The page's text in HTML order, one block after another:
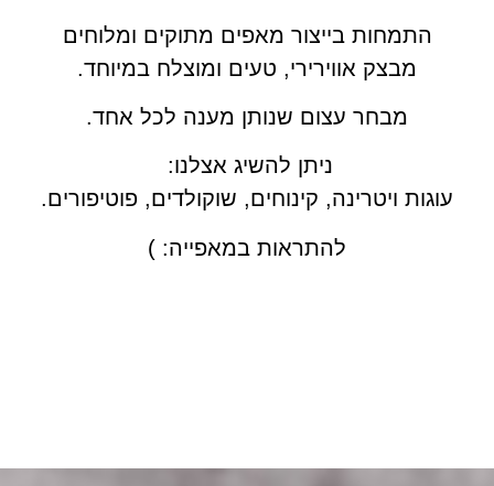
התמחות בייצור מאפים מתוקים ומלוחים
מבצק אווירירי, טעים ומוצלח במיוחד.
מבחר עצום שנותן מענה לכל אחד.
ניתן להשיג אצלנו:
עוגות ויטרינה, קינוחים, שוקולדים, פוטיפורים.
להתראות במאפייה: )